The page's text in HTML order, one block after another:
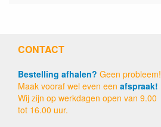
CONTACT
Bestelling afhalen? Geen probleem!
Maak vooraf wel even een afspraak!
Wij zijn op werkdagen open van 9.00
tot 16.00 uur.